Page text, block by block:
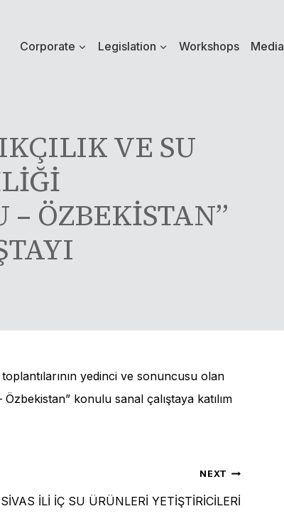
Corporate Legislation Workshops Media
VE SU
ÖZBEKİSTAN”
yedinci ve sonuncusu olan
konulu sanal çalıştaya katılım
NEXT
SİVAS İLİ İÇ SU ÜRÜNLERİ YETİŞTİRİCİLERİ